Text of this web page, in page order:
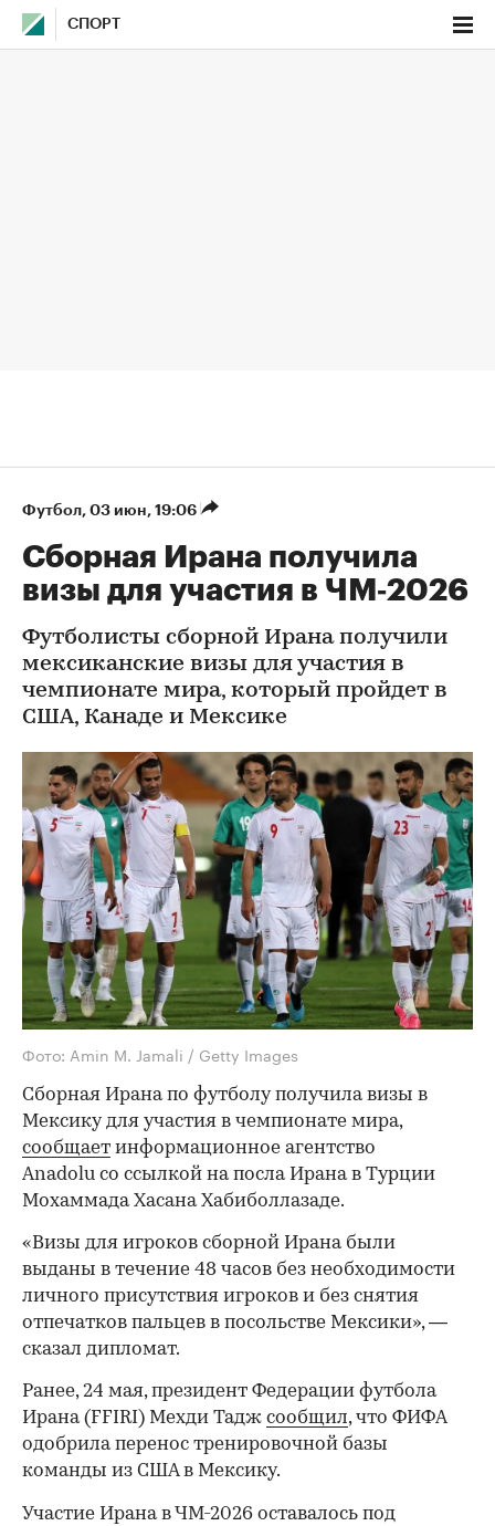
СПОРТ
Футбол⁠, 03 июн, 19:06
Сборная Ирана получила
визы для участия в ЧМ‑2026
Футболисты сборной Ирана получили
мексиканские визы для участия в
чемпионате мира, который пройдет в
США, Канаде и Мексике
Фото: Amin M. Jamali / Getty Images
Сборная Ирана по футболу получила визы в
Мексику для участия в чемпионате мира,
сообщает информационное агентство
Anadolu со ссылкой на посла Ирана в Турции
Мохаммада Хасана Хабиболлазаде.
«Визы для игроков сборной Ирана были
выданы в течение 48 часов без необходимости
личного присутствия игроков и без снятия
отпечатков пальцев в посольстве Мексики», —
сказал дипломат.
Ранее, 24 мая, президент Федерации футбола
Ирана (FFIRI) Мехди Тадж сообщил, что ФИФА
одобрила перенос тренировочной базы
команды из США в Мексику.
Участие Ирана в ЧМ-2026 оставалось под